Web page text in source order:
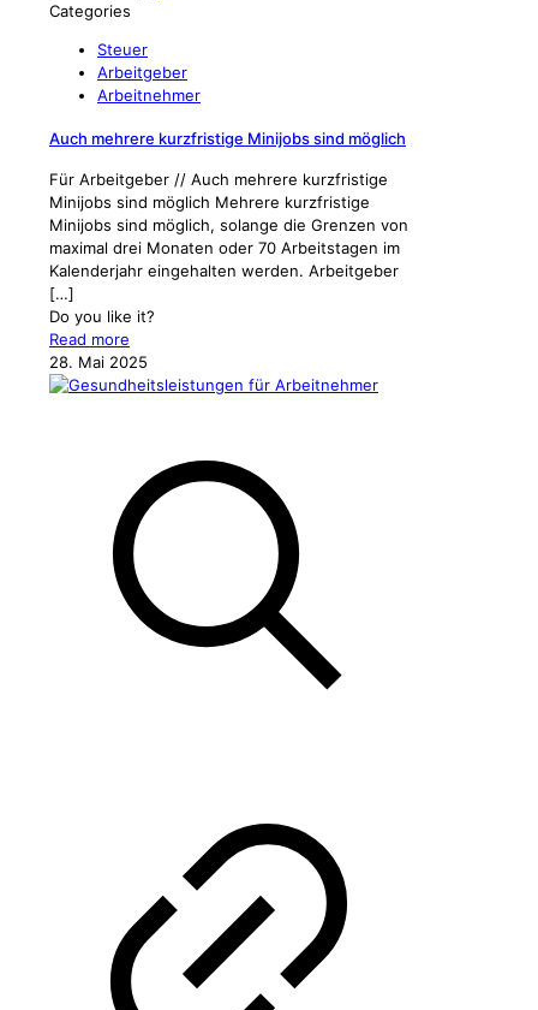
Categories
Steuer
Arbeitgeber
Arbeitnehmer
Auch mehrere kurzfristige Minijobs sind möglich
Für Arbeitgeber // Auch mehrere kurzfristige
Minijobs sind möglich Mehrere kurzfristige
Minijobs sind möglich, solange die Grenzen von
maximal drei Monaten oder 70 Arbeitstagen im
Kalenderjahr eingehalten werden. Arbeitgeber
[…]
Do you like it?
Read more
28. Mai 2025